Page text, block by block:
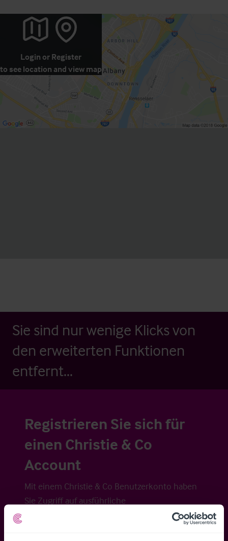
Login or Register
to see location and view map
Sie sind nur wenige Klicks von
den erweiterten Funktionen
entfernt...
Registrieren Sie sich für
einen Christie & Co
Account
Mit einem Christie & Co Benutzerkonto haben
Sie Zugriff auf ausführliche
Veraufsinformationen, erweiterte Suche über